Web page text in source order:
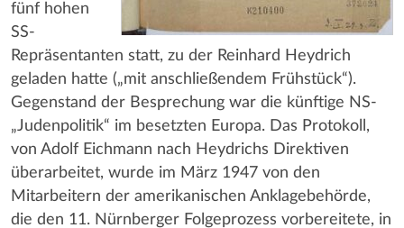
fünf hohen
SS-
Repräsentanten statt, zu der Reinhard Heydrich
geladen hatte („mit anschließendem Frühstück“).
Gegenstand der Besprechung war die künftige NS-
„Judenpolitik“ im besetzten Europa. Das Protokoll,
von Adolf Eichmann nach Heydrichs Direktiven
überarbeitet, wurde im März 1947 von den
Mitarbeitern der amerikanischen Anklagebehörde,
die den 11. Nürnberger Folgeprozess vorbereitete, in